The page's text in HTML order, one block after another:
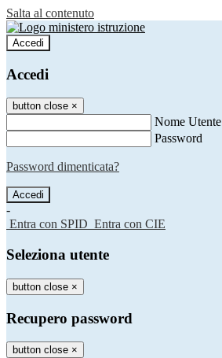
Salta al contenuto
Accedi
Accedi
button close ×
Nome Utente
Password
Password dimenticata?
-
Entra con SPID Entra con CIE
Seleziona utente
button close ×
Recupero password
button close ×